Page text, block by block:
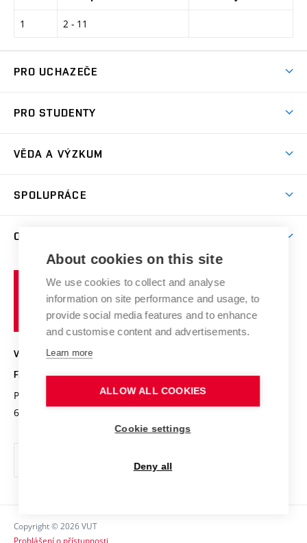
1 2 - 11
PRO UCHAZEČE
Jak se dostat na FCH
Den otevřených dveří
E-přihláška
PRO STUDENTY
Studijní programy
Pro prváky
Knihovna
Studium a stáže v zahraničí
Pracovní nabídky
Den chemie
Chemici z VUT
Stipendia
Studijní předpisy
VĚDA A VÝZKUM
Výzkumné skupiny
Výsledky VaV
Projekty
Úspěchy a ocenění
Konference a soutěže
Kvalifikační řízení
SPOLUPRÁCE
Fórum Chemistry and Life
Střední školy a FCH
Popularizace vědy
O FAKULTĚ
Organizační struktura
Historie fakulty
Kalendář akcí
Fotogalerie
Absolventi
Reklamní předměty
Fakultní časopis
Ochrana osobních údajů
Kontakty
Vysoké
učení
technické
v
VYSOKÉ UČENÍ TECHNICKÉ V BRNĚ
FAKULTA CHEMICKÁ
Purkyňova 464/118
612 00 Brno
www.fch.vut.cz
Copyright © 2026 VUT
Prohlášení o přístupnosti
About cookies on this site
We use cookies to collect and analyse
information on site performance and usage, to
provide social media features and to enhance
and customise content and advertisements.
Learn more
ALLOW ALL COOKIES
Cookie settings
Deny all